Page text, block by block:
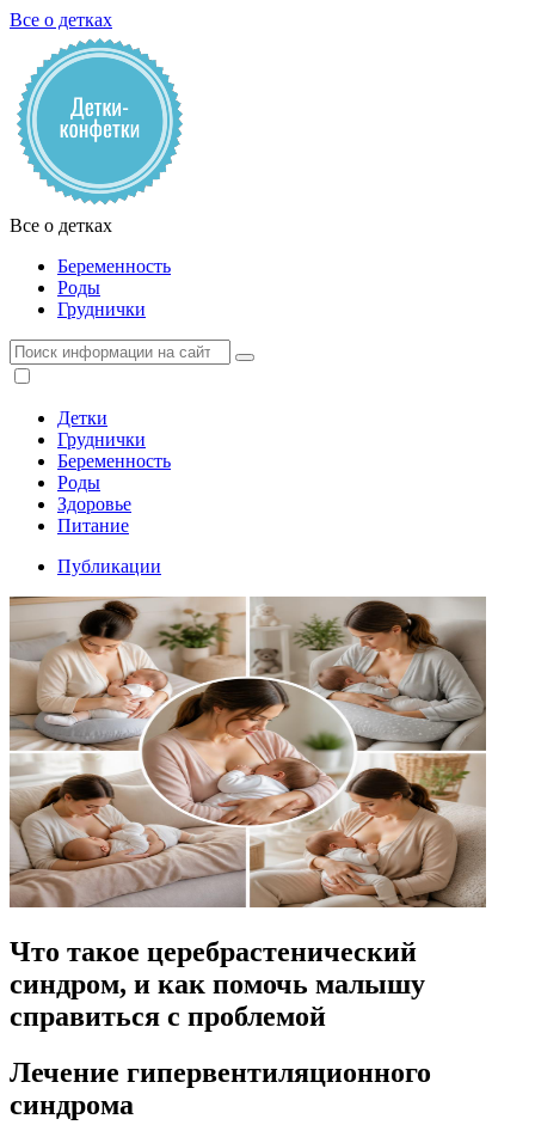
Все о детках
Все о детках
Беременность
Роды
Груднички
Детки
Груднички
Беременность
Роды
Здоровье
Питание
Публикации
Что такое церебрастенический
синдром, и как помочь малышу
справиться с проблемой
Лечение гипервентиляционного
синдрома